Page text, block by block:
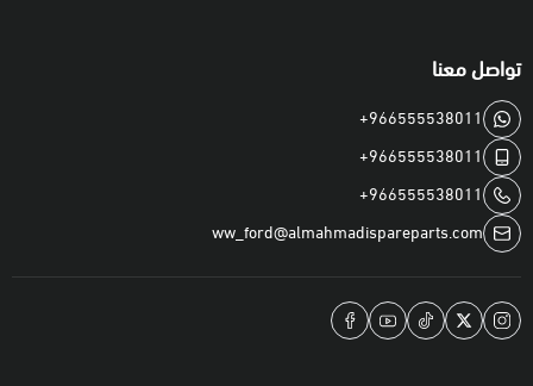
تواصل معنا
+966555538011
+966555538011
+966555538011
ww_ford@almahmadispareparts.com